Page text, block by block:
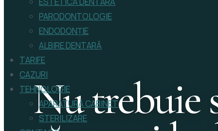
PARODONTOLOGIE
ENDODONȚIE
ALBIRE DENTARĂ
TARIFE
CAZURI
TEHNOLOGIE
APARATURĂ CABINET
STERILIZARE
Nu trebuie